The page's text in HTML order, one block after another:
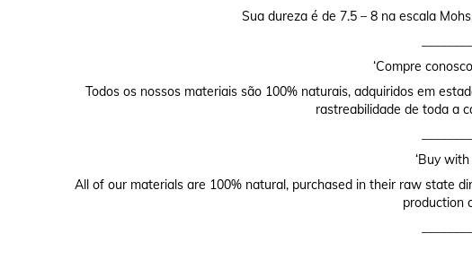
Sua dureza é de 7.5 – 8 na escala
‘Compre
Todos os nossos materiais são 100% naturais, adquiridos em
rastreabilidade de toda a
‘Buy
All of our materials are 100% natural, purchased in their raw state
production